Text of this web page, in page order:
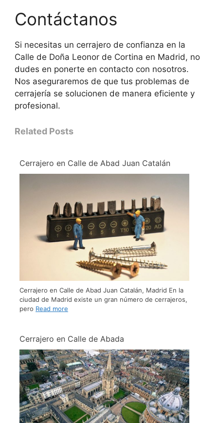
Contáctanos
Si necesitas un cerrajero de confianza en la
Calle de Doña Leonor de Cortina en Madrid, no
dudes en ponerte en contacto con nosotros.
Nos aseguraremos de que tus problemas de
cerrajería se solucionen de manera eficiente y
profesional.
Related Posts
Cerrajero en Calle de Abad Juan Catalán
Cerrajero en Calle de Abad Juan Catalán, Madrid En la
ciudad de Madrid existe un gran número de cerrajeros,
pero Read more
Cerrajero en Calle de Abada